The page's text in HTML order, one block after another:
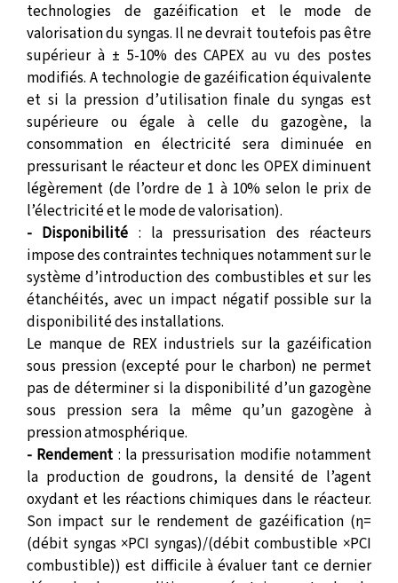
technologies de gazéification et le mode de
valorisation du syngas. Il ne devrait toutefois pas être
supérieur à ± 5-10% des CAPEX au vu des postes
modifiés. A technologie de gazéification équivalente
et si la pression d’utilisation finale du syngas est
supérieure ou égale à celle du gazogène, la
consommation en électricité sera diminuée en
pressurisant le réacteur et donc les OPEX diminuent
légèrement (de l’ordre de 1 à 10% selon le prix de
l’électricité et le mode de valorisation).
- Disponibilité : la pressurisation des réacteurs
impose des contraintes techniques notamment sur le
système d’introduction des combustibles et sur les
étanchéités, avec un impact négatif possible sur la
disponibilité des installations.
Le manque de REX industriels sur la gazéification
sous pression (excepté pour le charbon) ne permet
pas de déterminer si la disponibilité d’un gazogène
sous pression sera la même qu’un gazogène à
pression atmosphérique.
- Rendement : la pressurisation modifie notamment
la production de goudrons, la densité de l’agent
oxydant et les réactions chimiques dans le réacteur.
Son impact sur le rendement de gazéification (η=
(débit syngas ×PCI syngas)/(débit combustible ×PCI
combustible)) est difficile à évaluer tant ce dernier